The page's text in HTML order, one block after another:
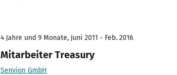
4 Jahre und 9 Monate, Juni 2011 - Feb. 2016
Mitarbeiter Treasury
Senvion GmbH